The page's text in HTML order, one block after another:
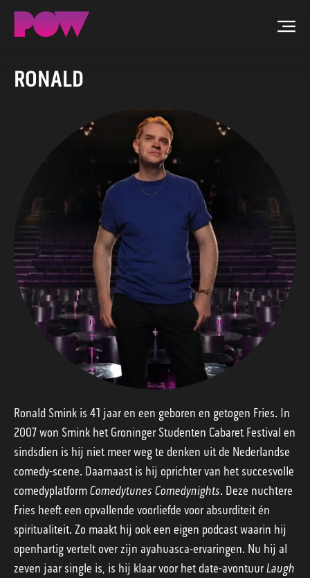
NIEUWS
PROGRAMMA'S
TIP DE REDACTIE
WORD LID
CONTACT
RONALD
Ronald Smink is 41 jaar en een geboren en getogen Fries. In
2007 won Smink het Groninger Studenten Cabaret Festival en
sindsdien is hij niet meer weg te denken uit de Nederlandse
comedy-scene. Daarnaast is hij oprichter van het succesvolle
comedyplatformComedytunes Comedynights. Deze nuchtere
Fries heeft een opvallende voorliefde voor absurditeit én
spiritualiteit. Zo maakt hij ook een eigen podcast waarin hij
openhartig vertelt over zijn ayahuasca-ervaringen. Nu hij al
zeven jaar single is, is hij klaar voor het date-avontuurLaugh